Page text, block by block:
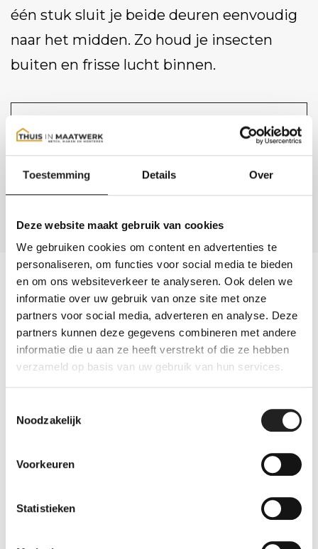
Toestemming Details Over
Deze website maakt gebruik van cookies
We gebruiken cookies om content en advertenties te
personaliseren, om functies voor social media te bieden
en om ons websiteverkeer te analyseren. Ook delen we
informatie over uw gebruik van onze site met onze
partners voor social media, adverteren en analyse. Deze
partners kunnen deze gegevens combineren met andere
informatie die u aan ze heeft verstrekt of die ze hebben
verzameld op basis van uw gebruik van hun services.
Noodzakelijk
Voorkeuren
Statistieken
één stuk sluit je beide deuren eenvoudig
naar het midden. Zo houd je insecten
buiten en frisse lucht binnen.
Eigenschappen van Toppoint
Novus® plisséhordeur
Tot wel 2 meter breed aan één stuk
Insectenwerend
Ventilerend